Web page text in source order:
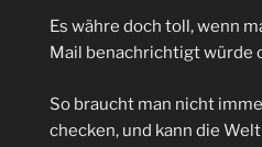
automatisch
alle
Minuten
abgefragt
Es währe doch toll, wenn
Mail benachrichtigt würde
So braucht man nicht
checken, und kann die